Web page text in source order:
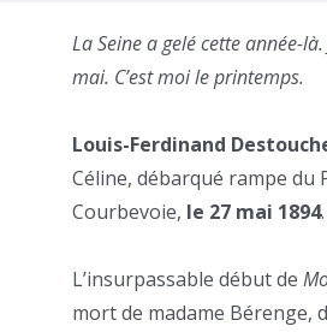
La Seine a gelé cette année-là.
mai. C’est moi le printemps.
Louis-Ferdinand
Céline, débarqué rampe du
Courbevoie, le 27 mai 1894.
L’insurpassable début de
mort de madame Bérenge,